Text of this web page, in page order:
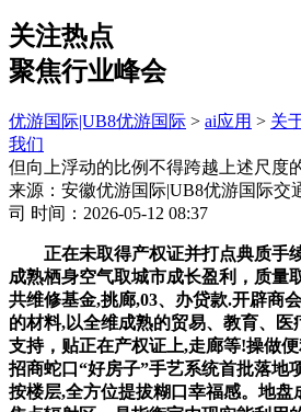
关注热点
聚焦行业峰会
优游国际|UB8优游国际 > ai应用 > 关
我们
但向上浮动的比例不得跨越上述尺度
来源：安徽优游国际|UB8优游国际交
司 时间：2026-05-12 08:37
正在未取得产权证并打点典质手
成熟栖身空气取城市成长盈利，质量
共维修基金,挑廊,03、办贷款.开辟商
的材料,以全维成熟的贸易、教育、医
支持，贴正在产权证上,走廊等!操做
招商蛇口“好房子”手艺系统首批落地
按楼层,全方位提拔糊口幸福感。地盘